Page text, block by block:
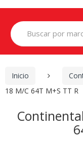
Search
for:
Inicio
18 M/C 64T M+S TT R